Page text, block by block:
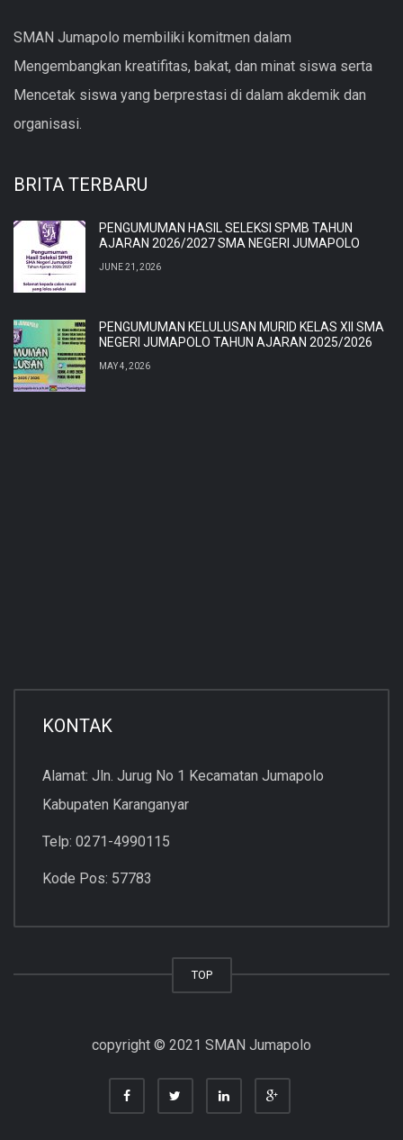
SMAN Jumapolo membiliki komitmen dalam
Mengembangkan kreatifitas, bakat, dan minat siswa serta
Mencetak siswa yang berprestasi di dalam akdemik dan
organisasi.
BRITA TERBARU
PENGUMUMAN HASIL SELEKSI SPMB TAHUN
AJARAN 2026/2027 SMA NEGERI JUMAPOLO
JUNE 21, 2026
PENGUMUMAN KELULUSAN MURID KELAS XII SMA
NEGERI JUMAPOLO TAHUN AJARAN 2025/2026
MAY 4, 2026
KONTAK
Alamat: Jln. Jurug No 1 Kecamatan Jumapolo
Kabupaten Karanganyar
Telp: 0271-4990115
Kode Pos: 57783
TOP
copyright © 2021 SMAN Jumapolo